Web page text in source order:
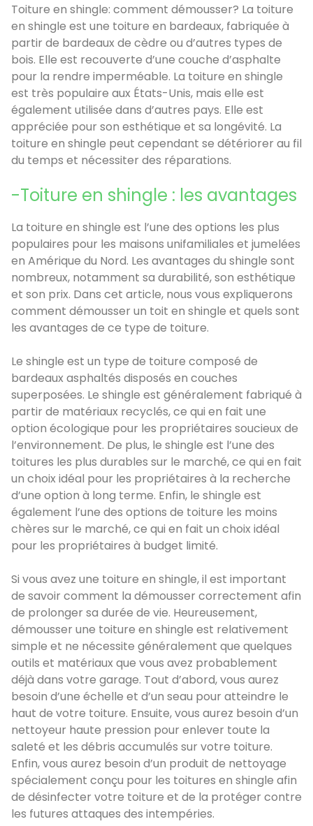
Toiture en shingle: comment démousser? La toiture
en shingle est une toiture en bardeaux, fabriquée à
partir de bardeaux de cèdre ou d’autres types de
bois. Elle est recouverte d’une couche d’asphalte
pour la rendre imperméable. La toiture en shingle
est très populaire aux États-Unis, mais elle est
également utilisée dans d’autres pays. Elle est
appréciée pour son esthétique et sa longévité. La
toiture en shingle peut cependant se détériorer au fil
du temps et nécessiter des réparations.
-Toiture en shingle : les avantages
La toiture en shingle est l’une des options les plus
populaires pour les maisons unifamiliales et jumelées
en Amérique du Nord. Les avantages du shingle sont
nombreux, notamment sa durabilité, son esthétique
et son prix. Dans cet article, nous vous expliquerons
comment démousser un toit en shingle et quels sont
les avantages de ce type de toiture.
Le shingle est un type de toiture composé de
bardeaux asphaltés disposés en couches
superposées. Le shingle est généralement fabriqué à
partir de matériaux recyclés, ce qui en fait une
option écologique pour les propriétaires soucieux de
l’environnement. De plus, le shingle est l’une des
toitures les plus durables sur le marché, ce qui en fait
un choix idéal pour les propriétaires à la recherche
d’une option à long terme. Enfin, le shingle est
également l’une des options de toiture les moins
chères sur le marché, ce qui en fait un choix idéal
pour les propriétaires à budget limité.
Si vous avez une toiture en shingle, il est important
de savoir comment la démousser correctement afin
de prolonger sa durée de vie. Heureusement,
démousser une toiture en shingle est relativement
simple et ne nécessite généralement que quelques
outils et matériaux que vous avez probablement
déjà dans votre garage. Tout d’abord, vous aurez
besoin d’une échelle et d’un seau pour atteindre le
haut de votre toiture. Ensuite, vous aurez besoin d’un
nettoyeur haute pression pour enlever toute la
saleté et les débris accumulés sur votre toiture.
Enfin, vous aurez besoin d’un produit de nettoyage
spécialement conçu pour les toitures en shingle afin
de désinfecter votre toiture et de la protéger contre
les futures attaques des intempéries.